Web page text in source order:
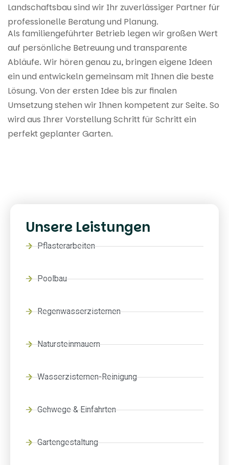
Landschaftsbau sind wir Ihr zuverlässiger Partner für
professionelle Beratung und Planung.
Als familiengeführter Betrieb legen wir großen Wert
auf persönliche Betreuung und transparente
Abläufe. Wir hören genau zu, bringen eigene Ideen
ein und entwickeln gemeinsam mit Ihnen die beste
Lösung. Von der ersten Idee bis zur finalen
Umsetzung stehen wir Ihnen kompetent zur Seite. So
wird aus Ihrer Vorstellung Schritt für Schritt ein
perfekt geplanter Garten.
Unsere Leistungen
Pflasterarbeiten
Poolbau
Regenwasserzisternen
Natursteinmauern
Wasserzisternen-Reinigung
Gehwege & Einfahrten
Gartengestaltung